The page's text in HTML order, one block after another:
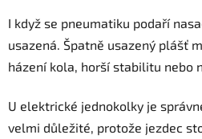
I když se pneumatiku podaří
usazená. Špatně usazený plášť
házení kola, horší stabilitu nebo
U elektrické jednokolky je
velmi důležité, protože jezdec